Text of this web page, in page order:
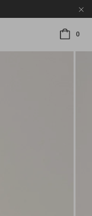
DE DOUANE.
0